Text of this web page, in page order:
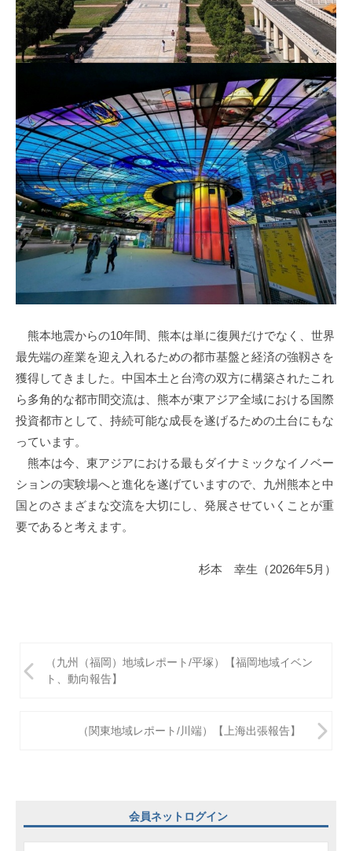
熊本地震からの10年間、熊本は単に復興だけでなく、世界
最先端の産業を迎え入れるための都市基盤と経済の強靱さを
獲得してきました。中国本土と台湾の双方に構築されたこれ
ら多角的な都市間交流は、熊本が東アジア全域における国際
投資都市として、持続可能な成長を遂げるための土台にもな
っています。
熊本は今、東アジアにおける最もダイナミックなイノベー
ションの実験場へと進化を遂げていますので、九州熊本と中
国とのさまざまな交流を大切にし、発展させていくことが重
要であると考えます。
杉本 幸生（2026年5月）
稿
（九州（福岡）地域レポート/平塚）【福岡地域イベン
ト、動向報告】
（関東地域レポート/川端）【上海出張報告】
会員ネットログイン